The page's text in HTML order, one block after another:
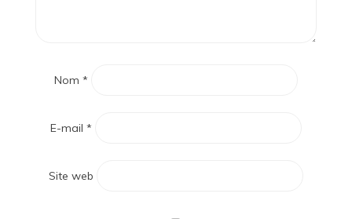
Nom *
E-mail *
Site web